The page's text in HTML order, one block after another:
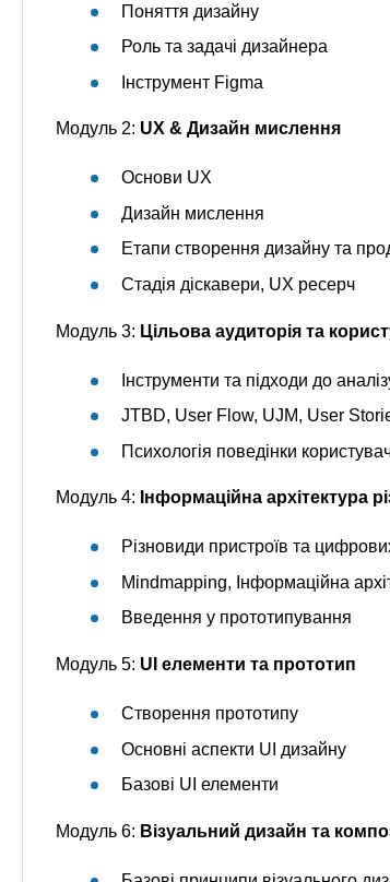
Поняття дизайну
Роль та задачі дизайнера
Інструмент Figma
Модуль 2: UX & Дизайн мислення
Основи UX
Дизайн мислення
Етапи створення дизайну та
Стадія діскавери, UX ресерч
Модуль 3: Цільова аудиторія та
Інструменти та підходи до
JTBD, User Flow, UJM, User
Психологія поведінки
Модуль 4: Інформаційна архітектура
Різновиди пристроїв та
Mindmapping, Інформаційна
Введення у прототипування
Модуль 5: UI елементи та прототип
Створення прототипу
Основні аспекти UI дизайну
Базові UI елементи
Модуль 6: Візуальний дизайн та